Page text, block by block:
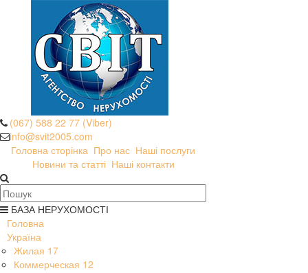
(067) 588 22 77 (Viber)
info@svit2005.com
Головна сторінка Про нас Наші послуги
Новини та статті Наші контакти
БАЗА НЕРУХОМОСТІ
Головна
Україна
Жилая 17
Коммерческая 12